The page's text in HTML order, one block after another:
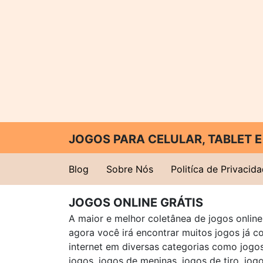
JOGOS PARA CELULAR, TABLET
Blog Sobre Nós Politíca de
JOGOS ONLINE GRÁTIS
A maior e melhor coletânea de jogos
agora você irá encontrar muitos jogos já
internet em diversas categorias como
jogos, jogos de meninas, jogos de tiro,